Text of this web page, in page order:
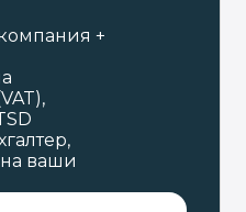
+
ваши